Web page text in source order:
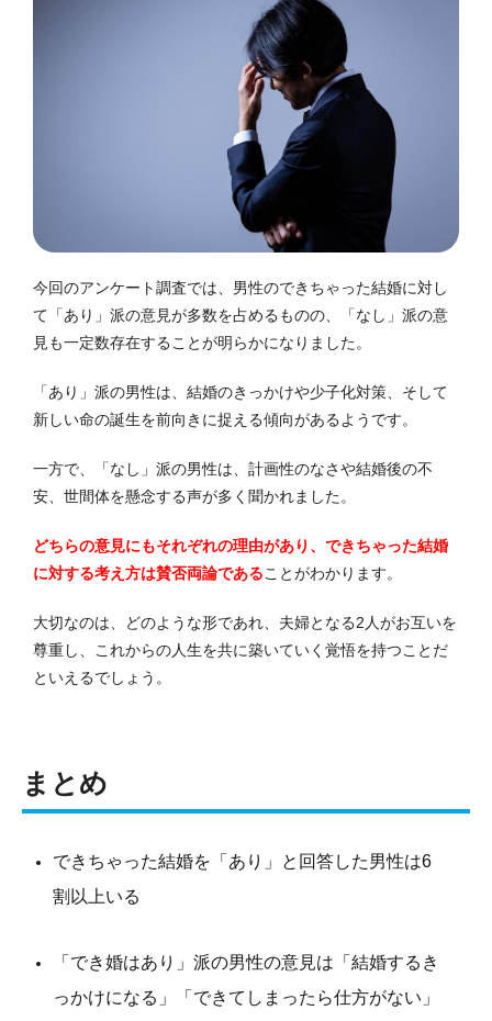
今回のアンケート調査では、男性のできちゃった結婚に対し
て「あり」派の意見が多数を占めるものの、「なし」派の意
見も一定数存在することが明らかになりました。
「あり」派の男性は、結婚のきっかけや少子化対策、そして
新しい命の誕生を前向きに捉える傾向があるようです。
一方で、「なし」派の男性は、計画性のなさや結婚後の不
安、世間体を懸念する声が多く聞かれました。
どちらの意見にもそれぞれの理由があり、できちゃった結婚
に対する考え方は賛否両論であることがわかります。
大切なのは、どのような形であれ、夫婦となる2人がお互いを
尊重し、これからの人生を共に築いていく覚悟を持つことだ
といえるでしょう。
まとめ
できちゃった結婚を「あり」と回答した男性は6
割以上いる
「でき婚はあり」派の男性の意見は「結婚するき
っかけになる」「できてしまったら仕方がない」